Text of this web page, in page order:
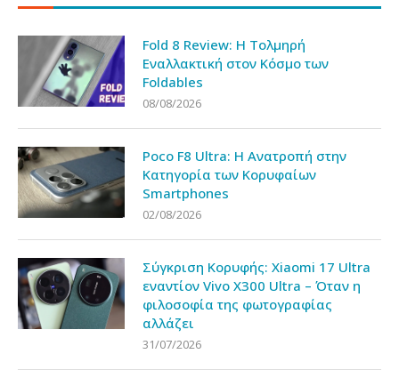
Fold 8 Review: Η Τολμηρή
Εναλλακτική στον Κόσμο των
Foldables
08/08/2026
Poco F8 Ultra: Η Ανατροπή στην
Κατηγορία των Κορυφαίων
Smartphones
02/08/2026
Σύγκριση Κορυφής: Xiaomi 17 Ultra
εναντίον Vivo X300 Ultra – Όταν η
φιλοσοφία της φωτογραφίας
αλλάζει
31/07/2026